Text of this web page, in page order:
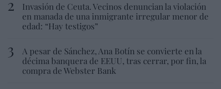
Invasión de Ceuta. Vecinos denuncian la violación
en manada de una inmigrante irregular menor de
edad: “Hay testigos”
A pesar de Sánchez, Ana Botín se convierte en la
décima banquera de EEUU, tras cerrar, por fin, la
compra de Webster Bank